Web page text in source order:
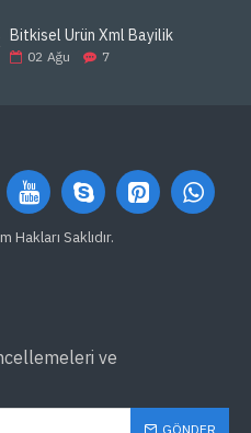
Bitkisel Ürün Xml Bayilik
02 Ağu 7
Saklıdır.
ve
GÖNDER